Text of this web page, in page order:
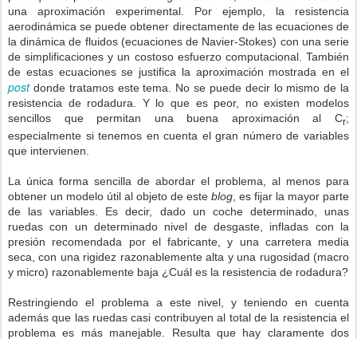
una aproximación experimental. Por ejemplo, la resistencia
aerodinámica se puede obtener directamente de las ecuaciones de
la dinámica de fluidos (ecuaciones de Navier-Stokes) con una serie
de simplificaciones y un costoso esfuerzo computacional. También
de estas ecuaciones se justifica la aproximación mostrada en el
post donde tratamos este tema. No se puede decir lo mismo de la
resistencia de rodadura. Y lo que es peor, no existen modelos
sencillos que permitan una buena aproximación al Cr;
especialmente si tenemos en cuenta el gran número de variables
que intervienen.
La única forma sencilla de abordar el problema, al menos para
obtener un modelo útil al objeto de este blog , es fijar la mayor parte
de las variables. Es decir, dado un coche determinado, unas
ruedas con un determinado nivel de desgaste, infladas con la
presión recomendada por el fabricante, y una carretera media
seca, con una rigidez razonablemente alta y una rugosidad (macro
y micro) razonablemente baja ¿Cuál es la resistencia de rodadura?
Restringiendo el problema a este nivel, y teniendo en cuenta
además que las ruedas casi contribuyen al total de la resistencia el
problema es más manejable. Resulta que hay claramente dos